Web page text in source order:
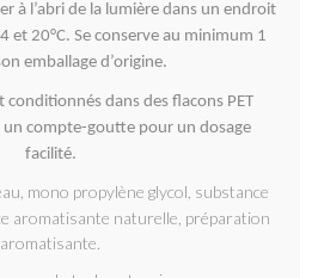
à l’abri de la lumière dans un endroit
et 20°C. Se conserve au minimum 1
emballage d’origine.
conditionnés dans des flacons PET
un compte-goutte pour un dosage
facilité.
mono propylène glycol, substance
aromatisante naturelle, préparation
aromatisante.